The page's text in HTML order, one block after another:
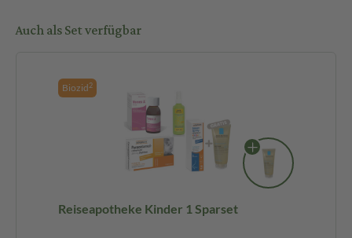
Auch als Set verfügbar
Biozid2
Reiseapotheke Kinder 1 Sparset